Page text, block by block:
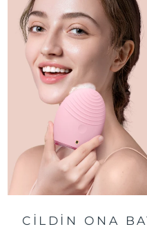
CİLDİN ONA
Romanya
Rusya
Suudi Arabistan
Singapur
Slovakya
Slovenya
Güney Afrika